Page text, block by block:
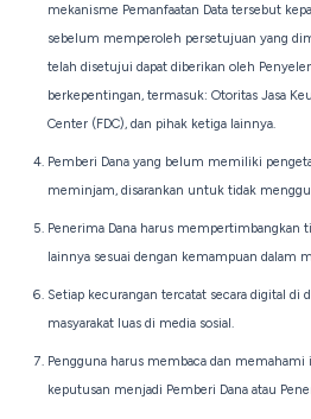
mekanisme Pemanfaatan Data tersebut
sebelum memperoleh persetujuan yang
telah disetujui dapat diberikan oleh
berkepentingan, termasuk: Otoritas Jasa
Center (FDC), dan pihak ketiga lainnya.
Pemberi Dana yang belum memiliki
meminjam, disarankan untuk tidak
Penerima Dana harus mempertimbangkan
lainnya sesuai dengan kemampuan dalam
Setiap kecurangan tercatat secara digital di
masyarakat luas di media sosial.
Pengguna harus membaca dan
keputusan menjadi Pemberi Dana atau